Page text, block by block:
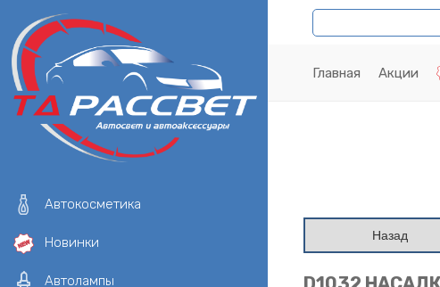
Автокосметика
Новинки
Автолампы
Главная Акции
Назад